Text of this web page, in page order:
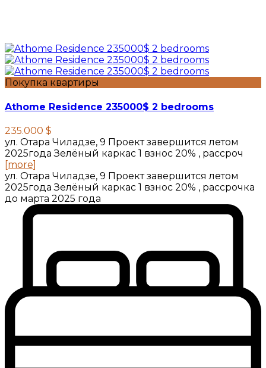
Покупка квартиры
Athome Residence 235000$ 2 bedrooms
235.000 $
ул. Отара Чиладзе, 9 Проект завершится летом
2025года Зелёный каркас 1 взнос 20% , рассроч
[more]
ул. Отара Чиладзе, 9 Проект завершится летом
2025года Зелёный каркас 1 взнос 20% , рассрочка
до марта 2025 года